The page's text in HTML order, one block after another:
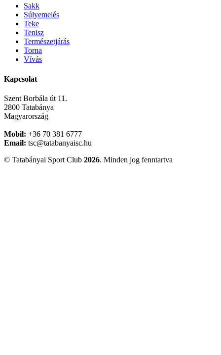
Sakk
Súlyemelés
Teke
Tenisz
Természetjárás
Torna
Vívás
Kapcsolat
Szent Borbála út 11.
2800 Tatabánya
Magyarország
Mobil: +36 70 381 6777
Email: tsc@tatabanyaisc.hu
© Tatabányai Sport Club 2026. Minden jog fenntartva